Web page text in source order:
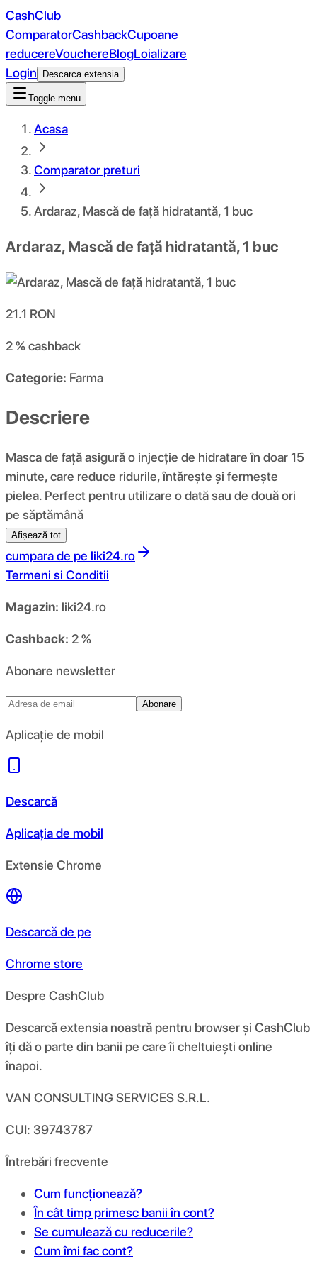
CashClub
ComparatorCashbackCupoane
reducereVouchereBlogLoializare
Login
Descarca extensia
Toggle menu
Acasa
Comparator preturi
Ardaraz, Mască de față hidratantă, 1 buc
Ardaraz, Mască de față hidratantă, 1 buc
21.1 RON
2 %cashback
Categorie: Farma
Descriere
Masca de față asigură o injecție de hidratare în doar 15
minute, care reduce ridurile, întărește și fermește
pielea. Perfect pentru utilizare o dată sau de două ori
pe săptămână
Afișează tot
cumpara de pe liki24.ro
Termeni si Conditii
Magazin: liki24.ro
Cashback: 2 %
Abonare newsletter
Abonare
Aplicație de mobil
Descarcă
Aplicația de mobil
Extensie Chrome
Descarcă de pe
Chrome store
Despre CashClub
Descarcă extensia noastră pentru browser și CashClub
îți dă o parte din banii pe care îi cheltuiești online
înapoi.
VAN CONSULTING SERVICES S.R.L.
CUI: 39743787
Întrebări frecvente
Cum funcționează?
În cât timp primesc banii în cont?
Se cumulează cu reducerile?
Cum îmi fac cont?